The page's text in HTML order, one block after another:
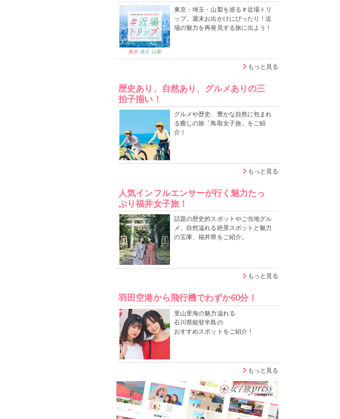
東京・埼玉・山梨を巡る＃近場トリ
ップ。週末お出かけにぴったり！近
場の魅力を再発見する旅に出よう！
もっと見る
歴史あり、自然あり、グルメありの三
拍子揃い！
グルメや歴史、豊かな自然に包まれ
る癒しの旅「鳥取女子旅」をご紹
介！
もっと見る
人気インフルエンサーが行く魅力たっ
ぷり福井女子旅！
話題の歴史的スポットやご当地グル
メ、自然溢れる絶景スポットと魅力
の宝庫、福井県をご紹介。
もっと見る
羽田空港から飛行機でわずか60分！
里山里海の魅力溢れる
石川県能登半島の
おすすめスポットをご紹介！
もっと見る